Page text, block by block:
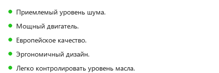
Приемлемый уровень шума.
Мощный двигатель.
Европейское качество.
Эргономичный дизайн.
Легко контролировать уровень масла.